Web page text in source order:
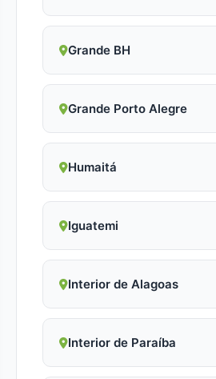
Grande BH
Grande Porto Alegre
Humaitá
Iguatemi
Interior de Alagoas
Interior de Paraíba